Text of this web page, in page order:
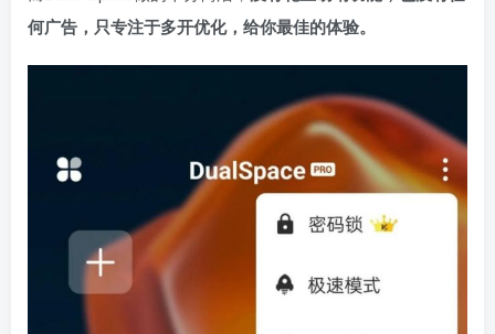
何广告，只专注于多开优化，给你最佳的体验。